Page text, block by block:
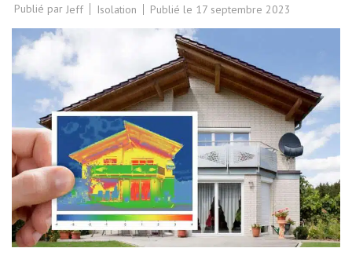
Publié par Jeff Isolation Publié le 17 septembre 2023